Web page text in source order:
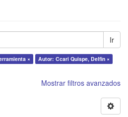
Ir
×
Autor: Ccari Quispe, Delfin ×
Mostrar filtros avanzados